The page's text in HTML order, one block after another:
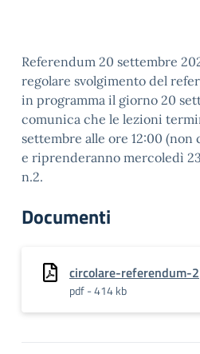
Referendum 20 settembre
regolare svolgimento del
in programma il giorno 20
comunica che le lezioni
settembre alle ore 12:00 (non
e riprenderanno mercoledì
n.2.
Documenti
circolare-referendum-2
pdf - 414 kb